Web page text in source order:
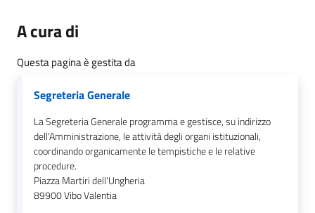
A cura di
Questa pagina è gestita da
Segreteria Generale
La Segreteria Generale programma e gestisce, su indirizzo
dell'Amministrazione, le attività degli organi istituzionali,
coordinando organicamente le tempistiche e le relative
procedure.
Piazza Martiri dell'Ungheria
89900Vibo Valentia